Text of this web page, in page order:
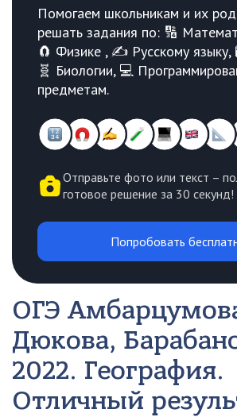
Помогаем школьникам и их
решать задания по: 🔢
🧲 Физике , ✍️ Русскому языку,
🧬 Биологии, 💻
предметам.
Отправьте фото или текст –
готовое решение за 30 секунд!
Попробовать
ОГЭ
Дюкова,
2022. География.
Отличный